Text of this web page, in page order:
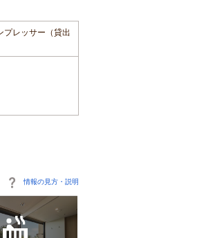
プレッサー（貸出
情報の見方・説明